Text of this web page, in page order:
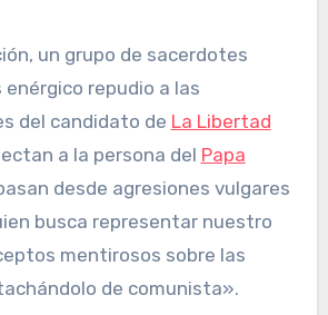
un grupo de sacerdotes
enérgico repudio a las
del candidato de La Libertad
a la persona del Papa
desde agresiones vulgares
busca representar nuestro
mentirosos sobre las
de comunista».